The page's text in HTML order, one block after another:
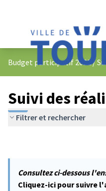
Budget participatif 2022/
Suivi des
Filtrer et rechercher
Consultez ci-dessous
Cliquez-ici pour suivre